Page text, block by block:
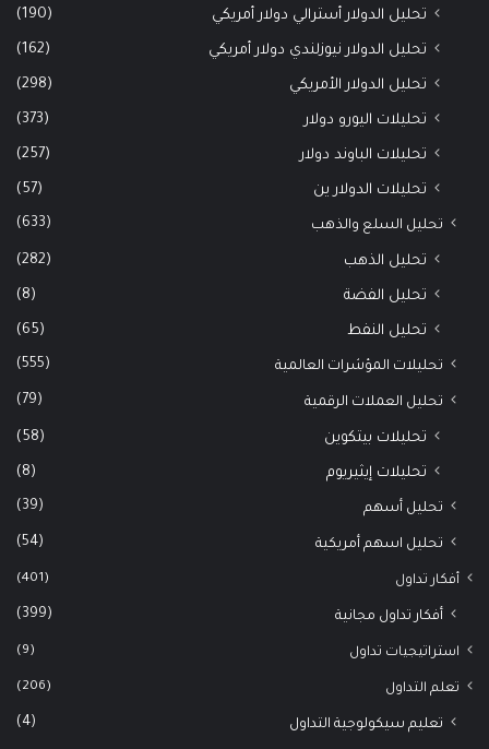
تحليل الدولار أسترالي دولار أمريكي (190)
تحليل الدولار نيوزلندي دولار أمريكي (162)
تحليل الدولار الأمريكي (298)
تحليلات اليورو دولار (373)
تحليلات الباوند دولار (257)
تحليلات الدولار ين (57)
تحليل السلع والذهب (633)
تحليل الذهب (282)
تحليل الفضة (8)
تحليل النفط (65)
تحليلات المؤشرات العالمية (555)
تحليل العملات الرقمية (79)
تحليلات بيتكوين (58)
تحليلات إيثيريوم (8)
تحليل أسهم (39)
تحليل اسهم أمريكية (54)
أفكار تداول (401)
أفكار تداول مجانية (399)
استراتيجيات تداول (9)
تعلم التداول (206)
تعليم سيكولوجية التداول (4)